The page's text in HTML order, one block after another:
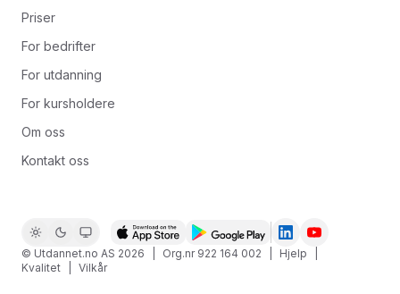
Priser
For bedrifter
For utdanning
For kursholdere
Om oss
Kontakt oss
© Utdannet.no AS 2026 Org.nr 922 164 002 Hjelp
Kvalitet
Vilkår